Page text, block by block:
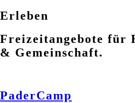
Erleben
Freizeitangebote für
& Gemeinschaft.
PaderCamp